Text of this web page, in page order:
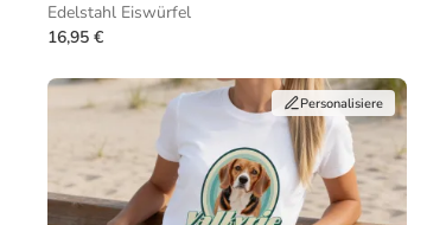
Edelstahl Eiswürfel
16,95 €
Personalisiere